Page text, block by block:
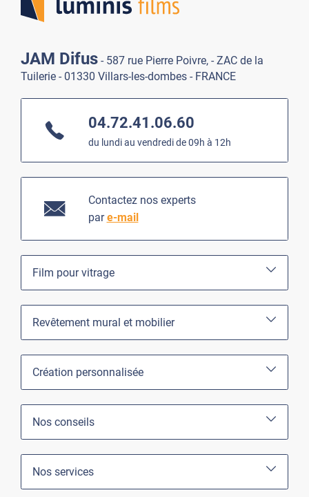
JAM Difus - 587 rue Pierre Poivre, - ZAC de la
Tuilerie - 01330 Villars-les-dombes - FRANCE
04.72.41.06.60
du lundi au vendredi de 09h à 12h
Contactez nos experts
pare-mail
Film pour vitrage
Revêtement mural et mobilier
Création personnalisée
Nos conseils
Nos services